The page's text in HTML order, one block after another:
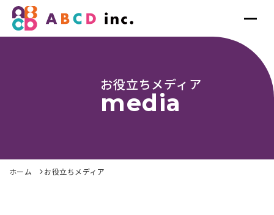
お役立ちメディア
media
ホーム お役立ちメディア